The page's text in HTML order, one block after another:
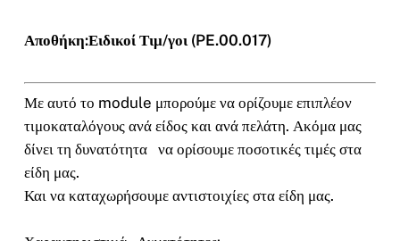
Αποθήκη:Ειδικοί Τιμ/γοι (PE.00.017)
Με αυτό το module μπορούμε να ορίζουμε επιπλέον
τιμοκαταλόγους ανά είδος και ανά πελάτη. Ακόμα μας
δίνει τη δυνατότητα να ορίσουμε ποσοτικές τιμές στα
είδη μας.
Και να καταχωρήσουμε αντιστοιχίες στα είδη μας.